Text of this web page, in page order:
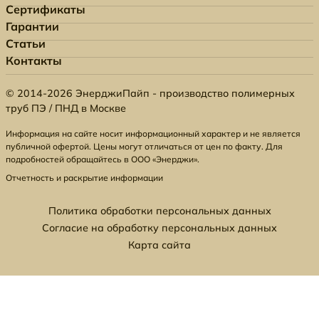
Сертификаты
Гарантии
Статьи
Контакты
© 2014-2026 ЭнерджиПайп - производство полимерных
труб ПЭ / ПНД в Москве
Информация на сайте носит информационный характер и не является
публичной офертой. Цены могут отличаться от цен по факту. Для
подробностей обращайтесь в ООО «Энерджи».
Отчетность и раскрытие информации
Политика обработки персональных данных
Согласие на обработку персональных данных
Карта сайта